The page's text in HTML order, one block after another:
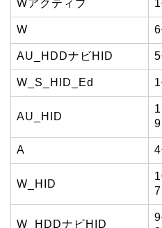
Wアクティブ
W
AU_HDDナビHID
W_S_HID_Ed
AU_HID
A
W_HID
W_HDDナビHID